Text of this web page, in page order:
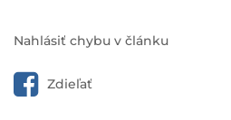
Nahlásiť chybu v článku
Zdieľať